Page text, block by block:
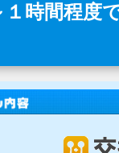
１時間程度